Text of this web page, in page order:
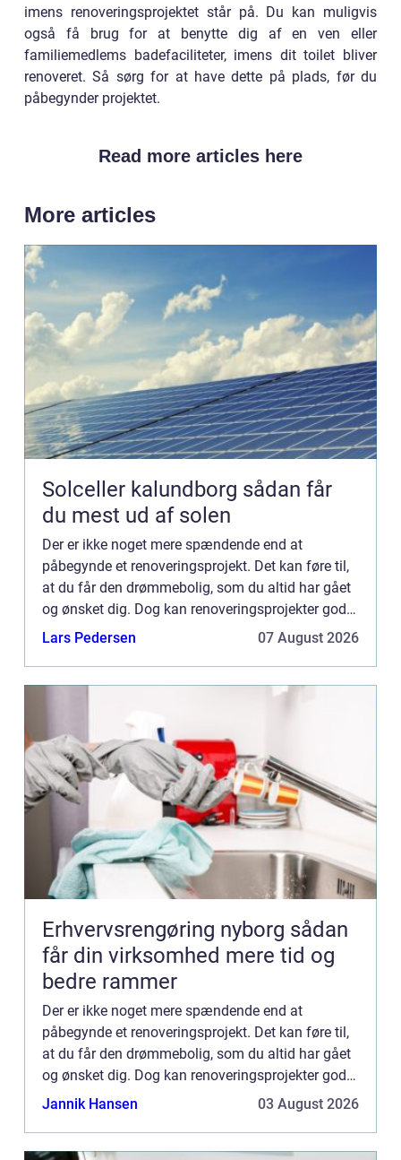
imens renoveringsprojektet står på. Du kan muligvis
også få brug for at benytte dig af en ven eller
familiemedlems badefaciliteter, imens dit toilet bliver
renoveret. Så sørg for at have dette på plads, før du
påbegynder projektet.
Read more articles here
More articles
Solceller kalundborg sådan får
du mest ud af solen
Der er ikke noget mere spændende end at
påbegynde et renoveringsprojekt. Det kan føre til,
at du får den drømmebolig, som du altid har gået
og ønsket dig. Dog kan renoveringsprojekter godt
være tidskrævende. Men med det rette hjælp på
Lars Pedersen 07 August 2026
Erhvervsrengøring nyborg sådan
får din virksomhed mere tid og
bedre rammer
Der er ikke noget mere spændende end at
påbegynde et renoveringsprojekt. Det kan føre til,
at du får den drømmebolig, som du altid har gået
og ønsket dig. Dog kan renoveringsprojekter godt
være tidskrævende. Men med det rette hjælp på
Jannik Hansen 03 August 2026